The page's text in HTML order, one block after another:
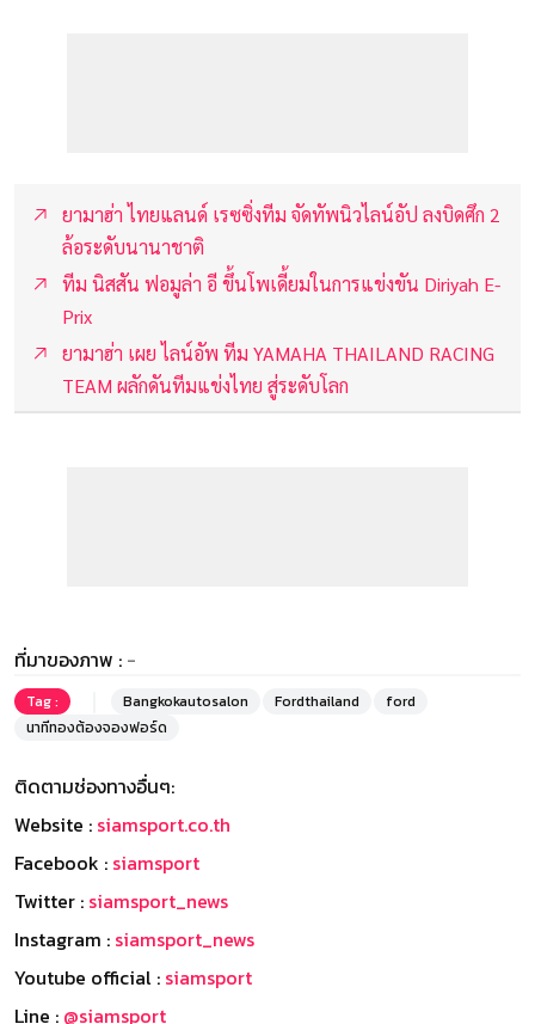
ยามาฮ่า ไทยแลนด์ เรซซิ่งทีม จัดทัพนิวไลน์อัป ลงบิดศึก 2
ล้อระดับนานาชาติ
ทีม นิสสัน ฟอมูล่า อี ขึ้นโพเดี้ยมในการแข่งขัน Diriyah E-
Prix
ยามาฮ่า เผย ไลน์อัพ ทีม YAMAHA THAILAND RACING
TEAM ผลักดันทีมแข่งไทย สู่ระดับโลก
ที่มาของภาพ : -
Tag : Bangkokautosalon Fordthailand
ford
นาทีทองต้องจองฟอร์ด
ติดตามช่องทางอื่นๆ:
Website : siamsport.co.th
Facebook : siamsport
Twitter : siamsport_news
Instagram : siamsport_news
Youtube official : siamsport
Line : @siamsport